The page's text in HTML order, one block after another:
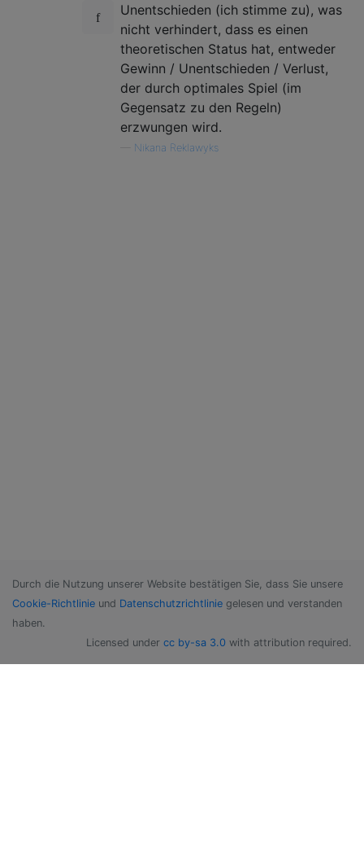
Unentschieden (ich stimme zu), was
nicht verhindert, dass es einen
theoretischen Status hat, entweder
Gewinn / Unentschieden / Verlust,
der durch optimales Spiel (im
Gegensatz zu den Regeln)
erzwungen wird.
Nikana Reklawyks
Durch die Nutzung unserer Website bestätigen Sie, dass Sie unsere
Cookie-Richtlinie und Datenschutzrichtlinie gelesen und verstanden
haben.
Licensed under cc by-sa 3.0 with attribution required.